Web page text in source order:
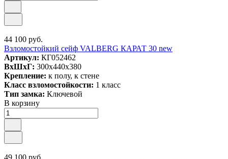
44 100 руб.
Взломостойкий сейф VALBERG КАРАТ 30 new
Артикул: КГ052462
ВxШxГ: 300x440x380
Крепление: к полу, к стене
Класс взломостойкости: 1 класс
Тип замка: Ключевой
В корзину
49 100 руб.